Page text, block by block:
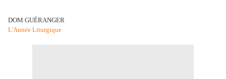
DOM GUÉRANGER
L'Année Liturgique